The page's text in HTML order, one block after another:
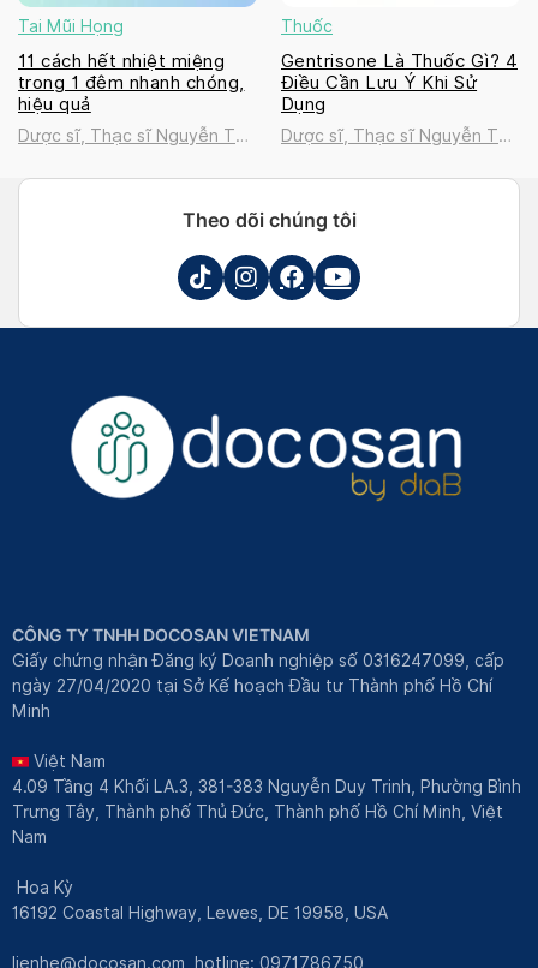
Tai Mũi Họng
11 cách hết nhiệt miệng
trong 1 đêm nhanh chóng,
hiệu quả
Dược sĩ, Thạc sĩ Nguyễn Thị
Thuốc
Gentrisone Là Thuốc Gì? 4
Điều Cần Lưu Ý Khi Sử
Dụng
Dược sĩ, Thạc sĩ Nguyễn Thị
Theo dõi chúng tôi
CÔNG TY TNHH DOCOSAN VIETNAM
Giấy chứng nhận Đăng ký Doanh nghiệp số 0316247099, cấp
ngày 27/04/2020 tại Sở Kế hoạch Đầu tư Thành phố Hồ Chí
Minh
Việt Nam
4.09 Tầng 4 Khối LA.3, 381-383 Nguyễn Duy Trinh, Phường Bình
Trưng Tây, Thành phố Thủ Đức, Thành phố Hồ Chí Minh, Việt
Nam
Hoa Kỳ
16192 Coastal Highway, Lewes, DE 19958, USA
lienhe@docosan.com , hotline: 0971786750